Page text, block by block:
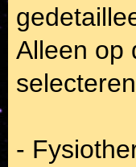
Alleen op
-